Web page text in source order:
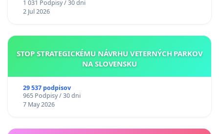
1 031 Podpisy / 30 dni
2 Jul 2026
STOP STRATEGICKÉMU NÁVRHU VETERNÝCH PARKOV
NA SLOVENSKU
29 537 podpisov
965 Podpisy / 30 dni
7 May 2026